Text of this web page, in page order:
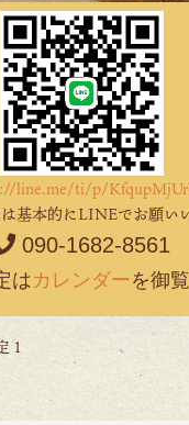
line.me/ti/p/
基本的にLINEでお願い
090-1682-8561
はカレンダーを御
1